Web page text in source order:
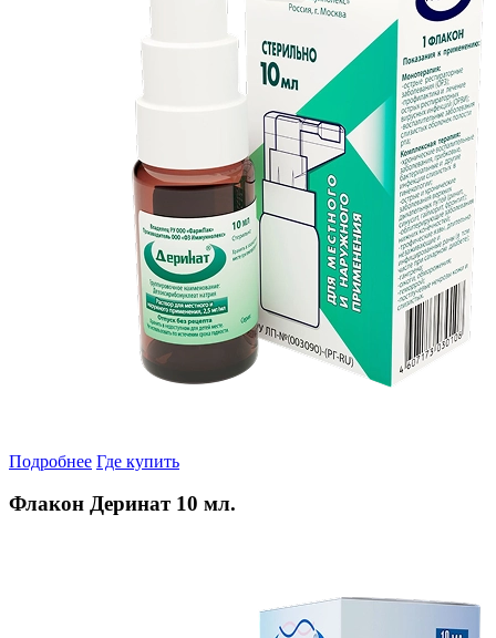
Подробнее Где купить
Флакон Деринат 10 мл.